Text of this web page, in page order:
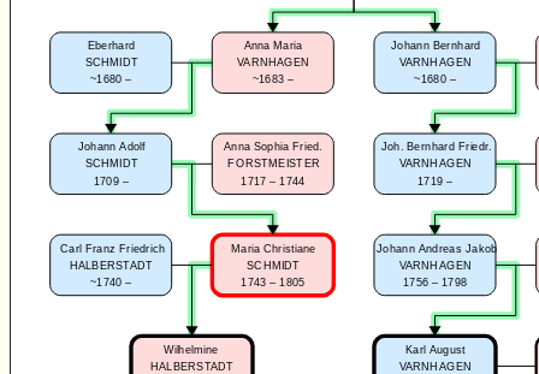
Karl August
VARNHAGEN
Johann Andreas Jakob
VARNHAGEN
1756 – 1798
Joh. Bernhard Friedr.
VARNHAGEN
1719 –
Johann Bernhard
VARNHAGEN
~1680 –
Eberhard
SCHMIDT
~1680 –
Anna Maria
VARNHAGEN
~1683 –
Johann Adolf
SCHMIDT
1709 –
Anna Sophia Fried.
FORSTMEISTER
1717 – 1744
Carl Franz Friedrich
HALBERSTADT
~1740 –
Maria Christiane
SCHMIDT
1743 – 1805
Wilhelmine
HALBERSTADT